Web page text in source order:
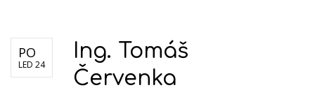
PO
LED 24
Ing. Tomáš
Červenka